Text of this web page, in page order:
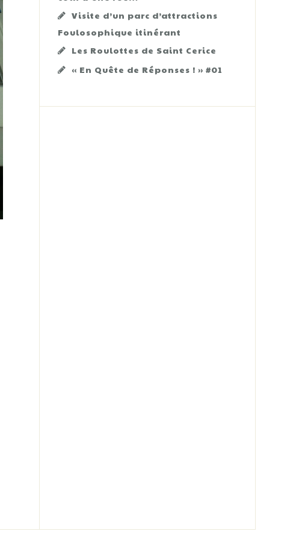
Visite d’un parc d’attractions
Foulosophique itinérant
Les Roulottes de Saint Cerice
« En Quête de Réponses ! » #01